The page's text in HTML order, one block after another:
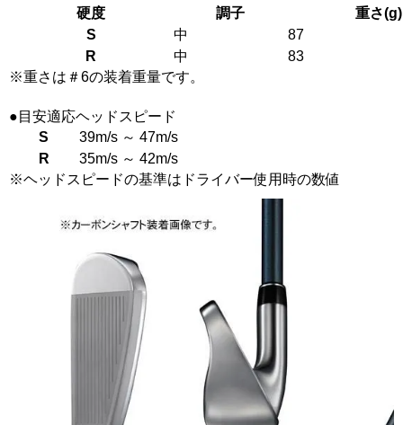
硬度 調子
重さ(g)
S
中
87
R
中
83
※重さは＃6の装着重量です。
●目安適応ヘッドスピード
S
39m/s ～ 47m/s
R
35m/s ～ 42m/s
※ヘッドスピードの基準はドライバー使用時の数値